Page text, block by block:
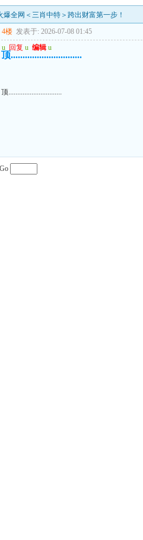
全网＜三肖中特＞跨出财富第一步！
4楼 发表于: 2026-07-08 01:45
u 回复 u 编辑 u
顶..............................
顶..............................